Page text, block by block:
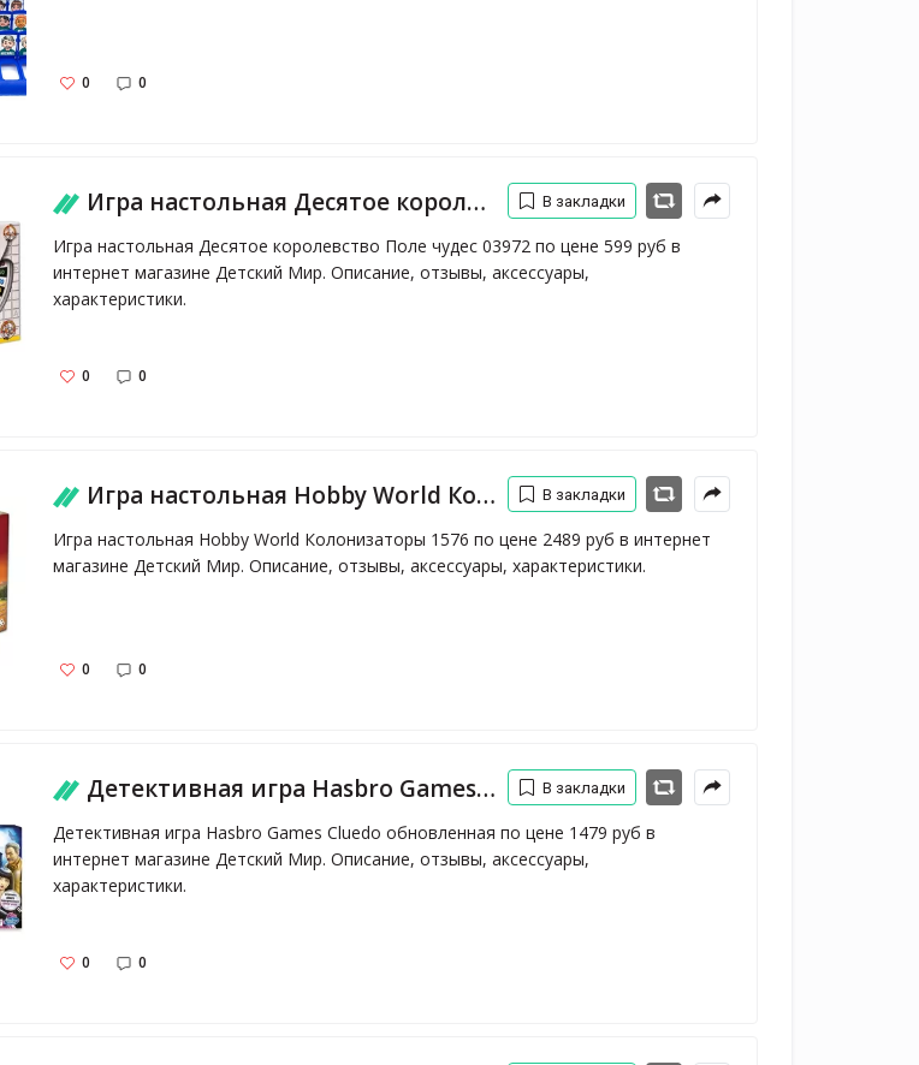
0 0
Игра настольная Десятое королевство Поле чудес 03972 - купить в интернет магазине в Москве и России, отзывы, цена, фото
Игра настольная Десятое королевство Поле чудес 03972 по цене 599 руб в
интернет магазине Детский Мир. Описание, отзывы, аксессуары,
характеристики.
0 0
В закладки
Игра настольная Hobby World Колонизаторы 1576 - купить в интернет магазине в Москве и России, отзывы, цена, фото
Игра настольная Hobby World Колонизаторы 1576 по цене 2489 руб в интернет
магазине Детский Мир. Описание, отзывы, аксессуары, характеристики.
0 0
В закладки
Детективная игра Hasbro Games Cluedo обновленная - купить в интернет магазине в Москве и России, отзывы, цена, фото
Детективная игра Hasbro Games Cluedo обновленная по цене 1479 руб в
интернет магазине Детский Мир. Описание, отзывы, аксессуары,
характеристики.
0 0
В закладки